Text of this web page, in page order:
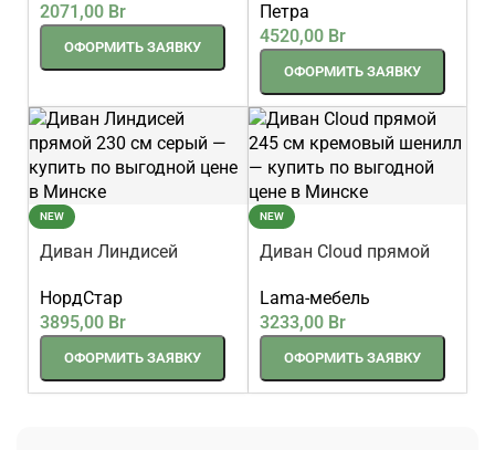
2071,00 Br
ОФОРМИТЬ ЗАЯВКУ
окантовкой
Петра
4520,00 Br
ОФОРМИТЬ ЗАЯВКУ
NEW
Диван Линдисей
НордСтар
3895,00 Br
ОФОРМИТЬ ЗАЯВКУ
NEW
Диван Cloud прямой
шенилл
Lama-мебель
3233,00 Br
ОФОРМИТЬ ЗАЯВКУ